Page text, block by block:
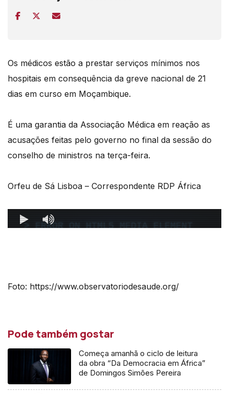
Os médicos estão a prestar serviços mínimos nos
hospitais em consequência da greve nacional de 21
dias em curso em Moçambique.
É uma garantia da Associação Médica em reação as
acusações feitas pelo governo no final da sessão do
conselho de ministros na terça-feira.
Orfeu de Sá Lisboa – Correspondente RDP África
Foto: https://www.observatoriodesaude.org/
Pode também gostar
Começa amanhã o ciclo de leitura
da obra “Da Democracia em África”
de Domingos Simões Pereira